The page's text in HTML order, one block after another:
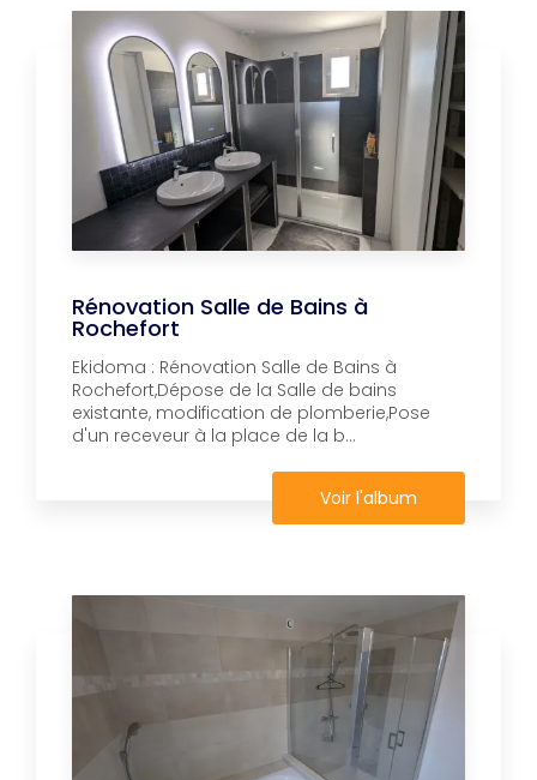
Rénovation Salle de Bains à
Rochefort
Ekidoma : Rénovation Salle de Bains à
Rochefort,Dépose de la Salle de bains
existante, modification de plomberie,Pose
d'un receveur à la place de la b...
Voir l'album